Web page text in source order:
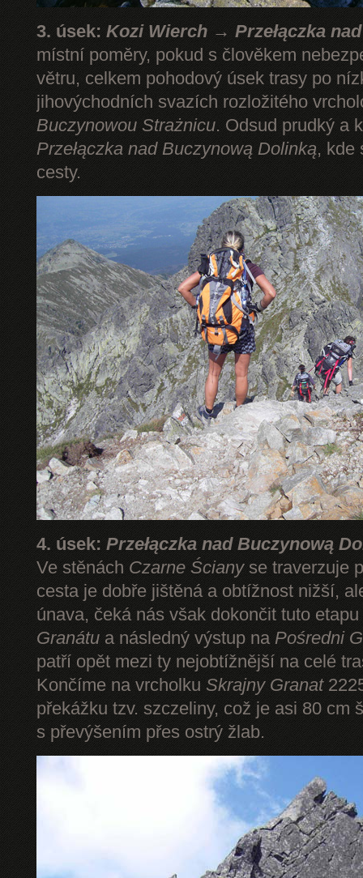
3. úsek: Kozi Wierch → Przełączka
místní poměry, pokud s člověkem
větru, celkem pohodový úsek trasy po
jihovýchodních svazích rozložitého
Buczynowou Strażnicu. Odsud prudký a
Przełączka nad Buczynową Dolinką, kde
cesty.
4. úsek: Przełączka nad Buczynową
Ve stěnách Czarne Ścianyse traverzuje
cesta je dobře jištěná a obtížnost nižší,
únava, čeká nás však dokončit tuto
Granátu a následný výstup na Pośredni
patří opět mezi ty nejobtížnější na celé
Končíme na vrcholku Skrajny Granat
překážku tzv. szczeliny, což je asi 80 cm
s převýšením přes ostrý žlab.